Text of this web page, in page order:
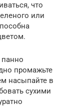
что
или
промажьте
насыпайте в
сухими